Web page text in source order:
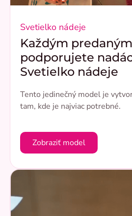
Svetielko nádeje
Každým
podporujete
Svetielko nádeje
Tento jedinečný model je
tam, kde je najviac potrebné.
Zobraziť model